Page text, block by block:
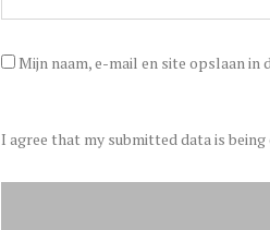
Mijn naam, e-mail en site opslaan in
I agree that my submitted data is